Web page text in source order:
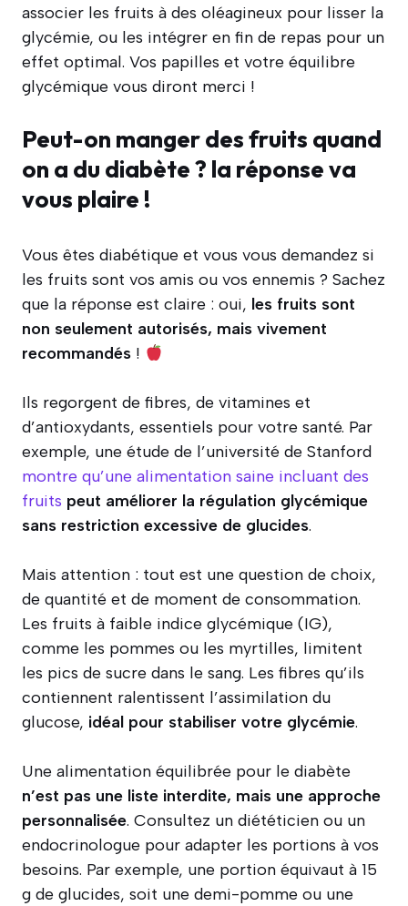
associer les fruits à des oléagineux pour lisser la
glycémie, ou les intégrer en fin de repas pour un
effet optimal. Vos papilles et votre équilibre
glycémique vous diront merci !
Peut-on manger des fruits quand
on a du diabète ? la réponse va
vous plaire !
Vous êtes diabétique et vous vous demandez si
les fruits sont vos amis ou vos ennemis ? Sachez
que la réponse est claire : oui, les fruits sont
non seulement autorisés, mais vivement
recommandés !
Ils regorgent de fibres, de vitamines et
d’antioxydants, essentiels pour votre santé. Par
exemple, une étude de l’université de Stanford
montre qu’une alimentation saine incluant des
fruits peut améliorer la régulation glycémique
sans restriction excessive de glucides.
Mais attention : tout est une question de choix,
de quantité et de moment de consommation.
Les fruits à faible indice glycémique (IG),
comme les pommes ou les myrtilles, limitent
les pics de sucre dans le sang. Les fibres qu’ils
contiennent ralentissent l’assimilation du
glucose, idéal pour stabiliser votre glycémie.
Une alimentation équilibrée pour le diabète
n’est pas une liste interdite, mais une approche
personnalisée. Consultez un diététicien ou un
endocrinologue pour adapter les portions à vos
besoins. Par exemple, une portion équivaut à 15
g de glucides, soit une demi-pomme ou une